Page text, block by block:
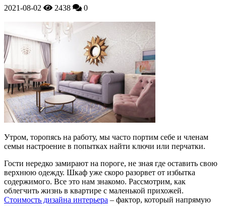
2021-08-02 2438 0
Утром, торопясь на работу, мы часто портим себе и членам
семьи настроение в попытках найти ключи или перчатки.
Гости нередко замирают на пороге, не зная где оставить свою
верхнюю одежду. Шкаф уже скоро разорвет от избытка
содержимого. Все это нам знакомо. Рассмотрим, как
облегчить жизнь в квартире с маленькой прихожей.
Стоимость дизайна интерьера – фактор, который напрямую